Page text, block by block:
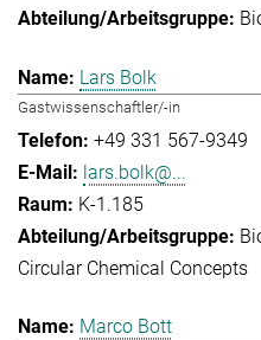
Lars Bolk
Gastwissenschaftler/-in
+49 331 567-9349
lars.bolk@...
K-1.185
Circular Chemical Concepts
Marco Bott